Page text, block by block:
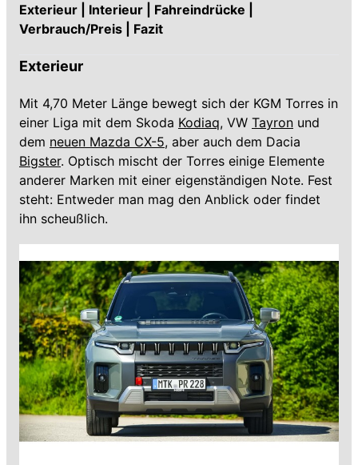
Exterieur | Interieur | Fahreindrücke |
Verbrauch/Preis | Fazit
Exterieur
Mit 4,70 Meter Länge bewegt sich der KGM Torres in
einer Liga mit dem Skoda Kodiaq, VW Tayron und
dem neuen Mazda CX-5, aber auch dem Dacia
Bigster. Optisch mischt der Torres einige Elemente
anderer Marken mit einer eigenständigen Note. Fest
steht: Entweder man mag den Anblick oder findet
ihn scheußlich.